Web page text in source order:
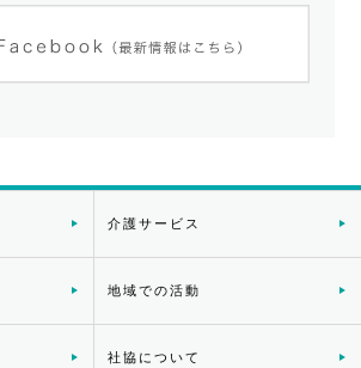
介護サービス
地域での活動
社協について